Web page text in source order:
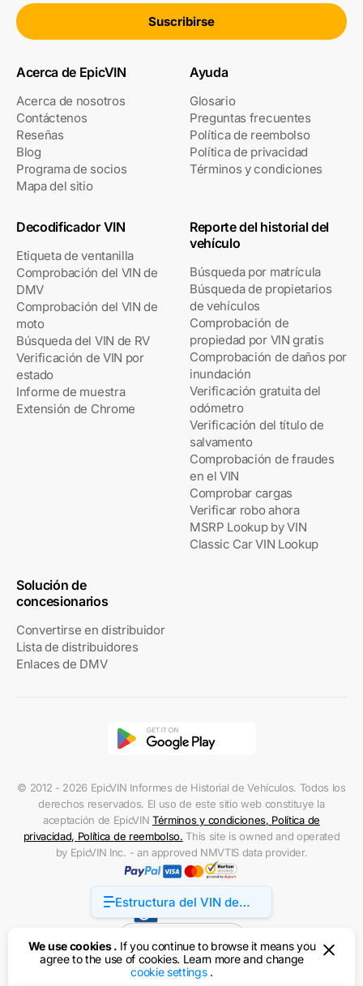
Estructura del VIN de
BMW Alpina
Suscribirse
Acerca de EpicVIN
Acerca de nosotros
Contáctenos
Reseñas
Blog
Programa de socios
Mapa del sitio
Ayuda
Glosario
Preguntas frecuentes
Política de reembolso
Política de privacidad
Términos y condiciones
Decodificador VIN
Etiqueta de ventanilla
Comprobación del VIN de
DMV
Comprobación del VIN de
moto
Búsqueda del VIN de RV
Verificación de VIN por
estado
Informe de muestra
Extensión de Chrome
Reporte del historial del
vehículo
Búsqueda por matrícula
Búsqueda de propietarios
de vehículos
Comprobación de
propiedad por VIN gratis
Comprobación de daños por
inundación
Verificación gratuita del
odómetro
Verificación del título de
salvamento
Comprobación de fraudes
en el VIN
Comprobar cargas
Verificar robo ahora
MSRP Lookup by VIN
Classic Car VIN Lookup
Solución de
concesionarios
Convertirse en distribuidor
Lista de distribuidores
Enlaces de DMV
© 2012 - 2026 EpicVIN Informes de Historial de Vehículos. Todos los
derechos reservados. El uso de este sitio web constituye la
aceptación de EpicVINTérminos y condiciones, Política de
privacidad, Política de reembolso. This site is owned and operated
by EpicVIN Inc. - an approved NMVTIS data provider.
Estados Unidos
Accessibility
We use cookies . If you continue to browse it means you
agree to the use of cookies. Learn more and change
cookie settings.